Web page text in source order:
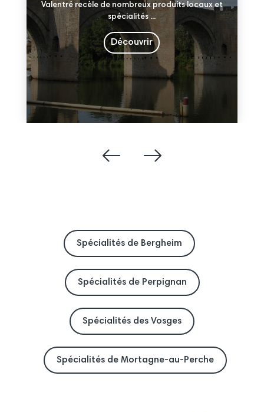
Valentré recèle de nombreux produits locaux et
spécialités ...
Découvrir
Spécialités de Bergheim
Spécialités de Perpignan
Spécialités des Vosges
Spécialités de Mortagne-au-Perche